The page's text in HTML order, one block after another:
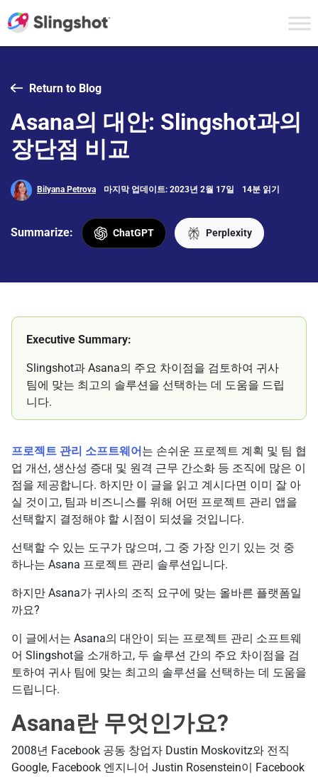
Return to Blog
Asana의 대안: Slingshot과의
장단점 비교
Bilyana Petrova 마지막 업데이트: 2023년 2월 17일 14분 읽기
Summarize: ChatGPT Perplexity
Executive Summary:
Slingshot과 Asana의 주요 차이점을 검토하여 귀사
팀에 맞는 최고의 솔루션을 선택하는 데 도움을 드립
니다.
프로젝트 관리 소프트웨어 는 손쉬운 프로젝트 계획 및 팀 협
업 개선, 생산성 증대 및 원격 근무 간소화 등 조직에 많은 이
점을 제공합니다. 하지만 이 글을 읽고 계시다면 이미 잘 아
실 것이고, 팀과 비즈니스를 위해 어떤 프로젝트 관리 앱을
선택할지 결정해야 할 시점이 되셨을 것입니다.
선택할 수 있는 도구가 많으며, 그 중 가장 인기 있는 것 중
하나는 Asana 프로젝트 관리 솔루션입니다.
하지만 Asana가 귀사의 조직 요구에 맞는 올바른 플랫폼일
까요?
이 글에서는 Asana의 대안이 되는 프로젝트 관리 소프트웨
어 Slingshot을 소개하고, 두 솔루션 간의 주요 차이점을 검
토하여 귀사 팀에 맞는 최고의 솔루션을 선택하는 데 도움을
드립니다.
Asana란 무엇인가요?
2008년 Facebook 공동 창업자 Dustin Moskovitz와 전직
Google, Facebook 엔지니어 Justin Rosenstein이 Facebook